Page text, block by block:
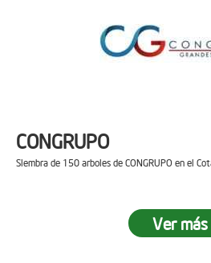
CONGRUPO
Siembra de 150 arboles de CONGRUPO en el
Ver más